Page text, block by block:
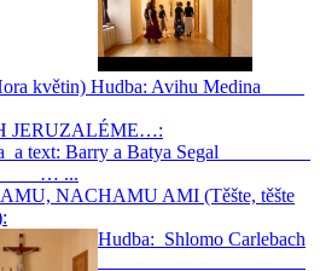
květin) Hudba: Avihu Medina
JERUZALÉME…:
a text: Barry a Batya Segal
...
NACHAMU AMI (Těšte, těšte
Hudba: Shlomo Carlebach